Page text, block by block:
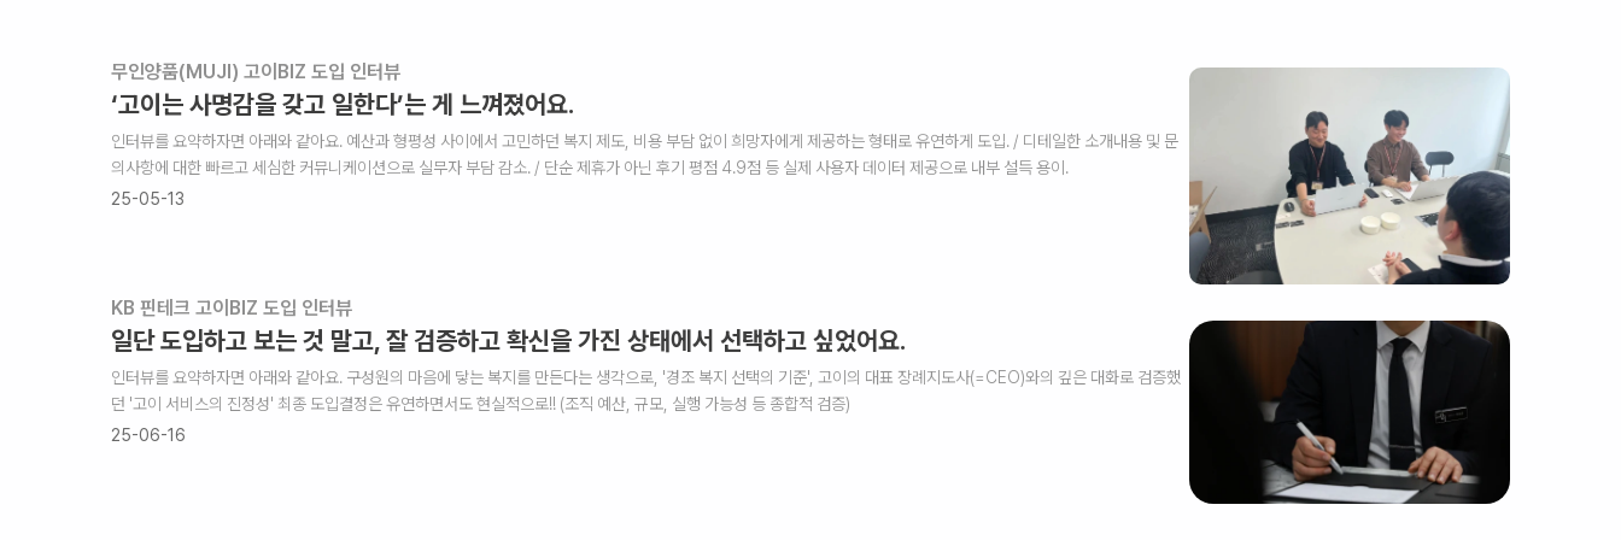
무인양품(MUJI) 고이BIZ 도입 인터뷰
‘고이는 사명감을 갖고 일한다’는 게 느껴졌어요.
인터뷰를 요약하자면 아래와 같아요. 예산과 형평성 사이에서 고민하던 복지 제도, 비용 부담 없이 희망자에게 제공하는 형태로 유연하게 도입. / 디테일한 소개내용 및 문
의사항에 대한 빠르고 세심한 커뮤니케이션으로 실무자 부담 감소. / 단순 제휴가 아닌 후기 평점 4.9점 등 실제 사용자 데이터 제공으로 내부 설득 용이.
25-05-13
KB 핀테크 고이BIZ 도입 인터뷰
일단 도입하고 보는 것 말고, 잘 검증하고 확신을 가진 상태에서 선택하고 싶었어요.
인터뷰를 요약하자면 아래와 같아요. 구성원의 마음에 닿는 복지를 만든다는 생각으로, '경조 복지 선택의 기준', 고이의 대표 장례지도사(=CEO)와의 깊은 대화로 검증했
던 '고이 서비스의 진정성' 최종 도입결정은 유연하면서도 현실적으로!! (조직 예산, 규모, 실행 가능성 등 종합적 검증)
25-06-16